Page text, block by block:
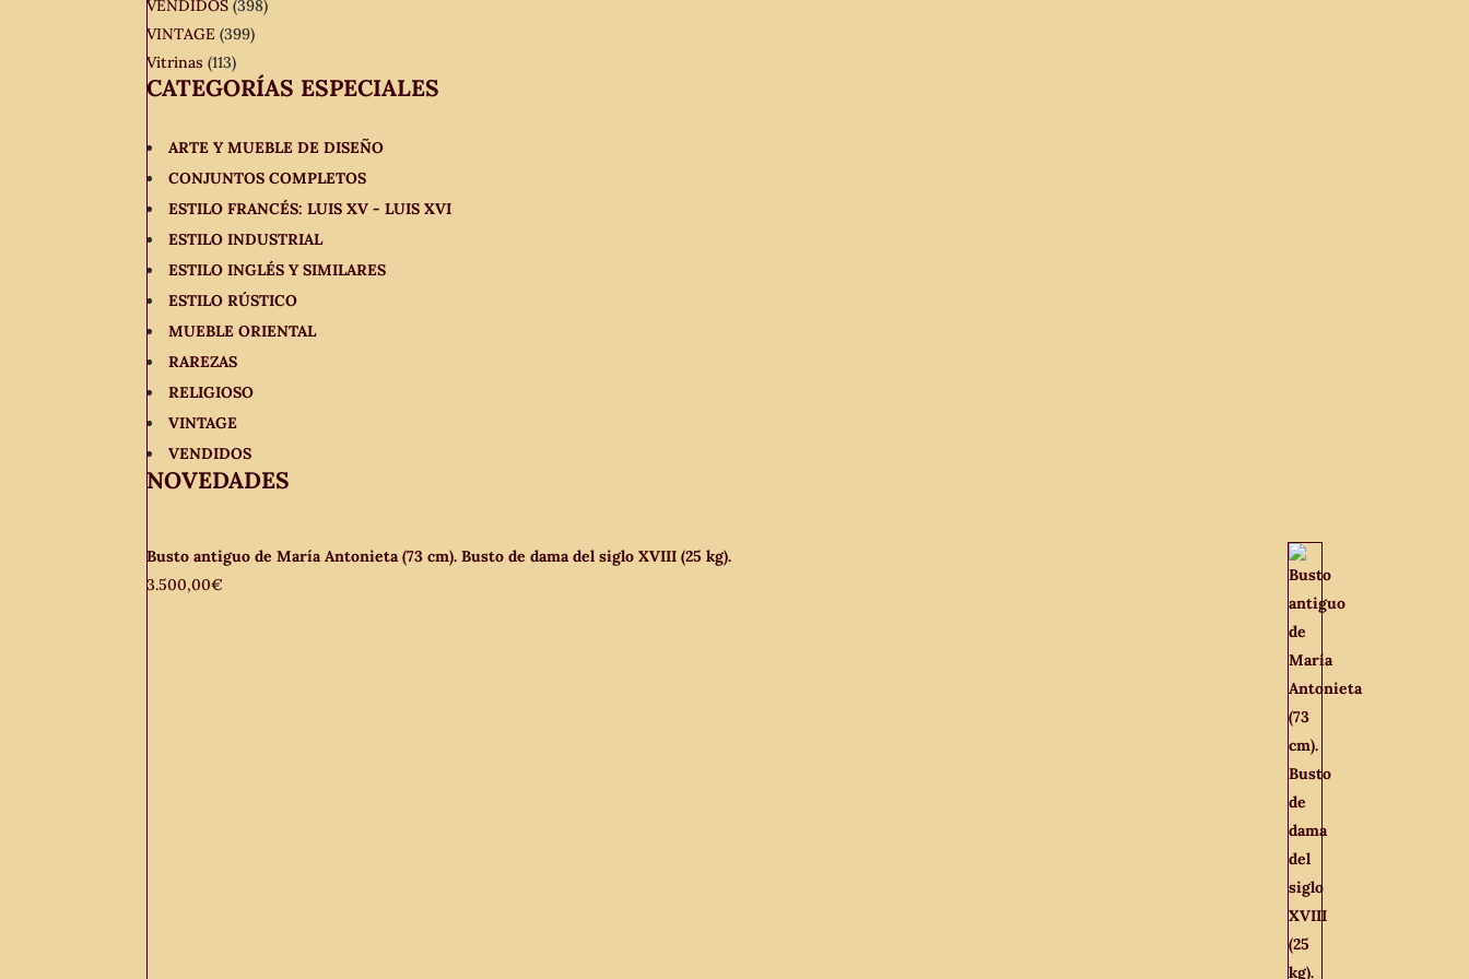
VENDIDOS (398)
VINTAGE (399)
Vitrinas (113)
CATEGORÍAS ESPECIALES
ARTE Y MUEBLE DE DISEÑO
CONJUNTOS COMPLETOS
ESTILO FRANCÉS: LUIS XV - LUIS XVI
ESTILO INDUSTRIAL
ESTILO INGLÉS Y SIMILARES
ESTILO RÚSTICO
MUEBLE ORIENTAL
RAREZAS
RELIGIOSO
VINTAGE
VENDIDOS
NOVEDADES
Busto antiguo de María Antonieta (73 cm). Busto de dama del siglo XVIII (25 kg).
3.500,00€